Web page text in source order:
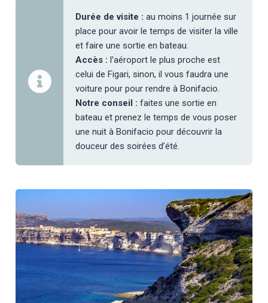
Durée de visite : au moins 1 journée sur
place pour avoir le temps de visiter la ville
et faire une sortie en bateau.
Accès : l’aéroport le plus proche est
celui de Figari, sinon, il vous faudra une
voiture pour pour rendre à Bonifacio.
Notre conseil : faites une sortie en
bateau et prenez le temps de vous poser
une nuit à Bonifacio pour découvrir la
douceur des soirées d’été.